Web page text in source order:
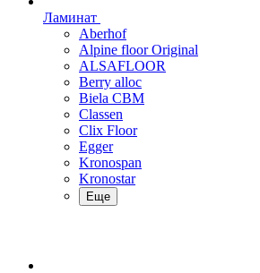
Ламинат
Aberhof
Alpine floor Original
ALSAFLOOR
Berry alloc
Biela CBM
Classen
Clix Floor
Egger
Kronospan
Kronostar
Еще